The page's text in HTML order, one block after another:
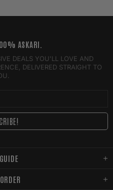
ASKARI.
DEALS YOU'LL LOVE AND
DELIVERED STRAIGHT TO